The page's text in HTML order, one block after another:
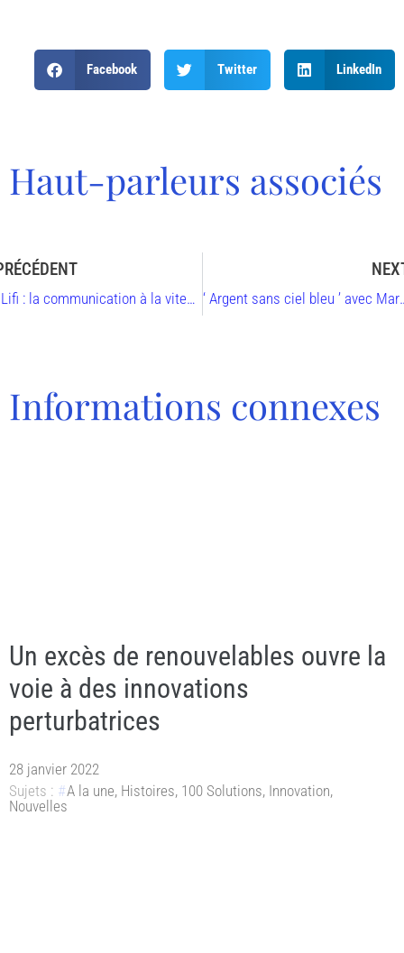
Facebook Twitter LinkedIn
Haut-parleurs associés
‘ Lifi : la communication à la vitesse de la lumière ’ avec Suat Topsu ‘ Argent sans
Informations connexes
Un excès de renouvelables ouvre la
voie à des innovations
perturbatrices
28 janvier 2022
Sujets :
A la une, Histoires, 100 Solutions, Innovation,
Nouvelles